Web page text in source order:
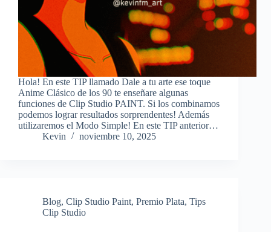
Hola! En este TIP llamado Dale a tu arte ese toque
Anime Clásico de los 90 te enseñare algunas
funciones de Clip Studio PAINT. Si los combinamos
podemos lograr resultados sorprendentes! Además
utilizaremos el Modo Simple! En este TIP anterior…
Kevin
noviembre 10, 2025
Blog, Clip Studio Paint, Premio Plata, Tips
Clip Studio